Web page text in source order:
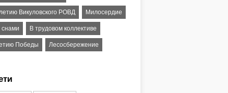
Викуловского РОВД Милосердие
В трудовом коллективе
Победы Лесосбережение